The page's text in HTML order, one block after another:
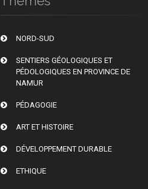
NORD-SUD
SENTIERS GÉOLOGIQUES ET
PÉDOLOGIQUES EN PROVINCE DE
NAMUR
PÉDAGOGIE
ART ET HISTOIRE
DÉVELOPPEMENT DURABLE
ETHIQUE